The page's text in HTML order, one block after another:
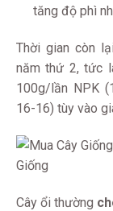
tăng độ phì
Thời gian còn
năm thứ 2, tức
100g/lần NPK
16-16) tùy vào
Cây ổi thường